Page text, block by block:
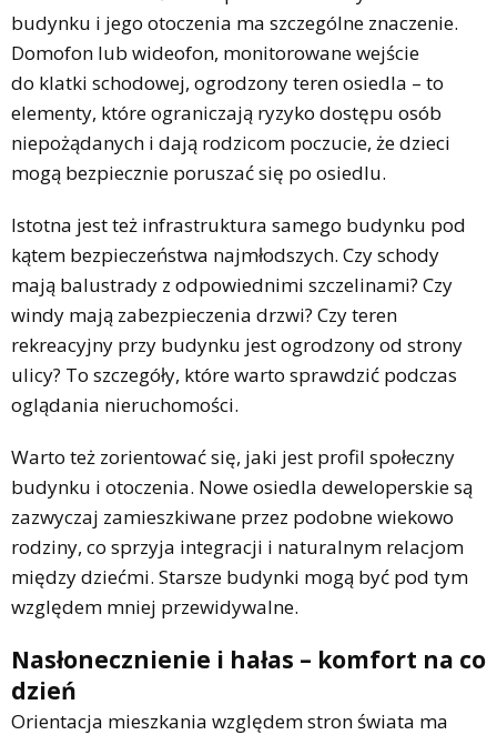
budynku i jego otoczenia ma szczególne znaczenie.
Domofon lub wideofon, monitorowane wejście
do klatki schodowej, ogrodzony teren osiedla – to
elementy, które ograniczają ryzyko dostępu osób
niepożądanych i dają rodzicom poczucie, że dzieci
mogą bezpiecznie poruszać się po osiedlu.
Istotna jest też infrastruktura samego budynku pod
kątem bezpieczeństwa najmłodszych. Czy schody
mają balustrady z odpowiednimi szczelinami? Czy
windy mają zabezpieczenia drzwi? Czy teren
rekreacyjny przy budynku jest ogrodzony od strony
ulicy? To szczegóły, które warto sprawdzić podczas
oglądania nieruchomości.
Warto też zorientować się, jaki jest profil społeczny
budynku i otoczenia. Nowe osiedla deweloperskie są
zazwyczaj zamieszkiwane przez podobne wiekowo
rodziny, co sprzyja integracji i naturalnym relacjom
między dziećmi. Starsze budynki mogą być pod tym
względem mniej przewidywalne.
Nasłonecznienie i hałas – komfort na co
dzień
Orientacja mieszkania względem stron świata ma